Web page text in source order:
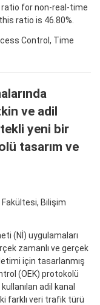
for non-real-time
ratio is 46.80%.
Control, Time
ve adil
yeni bir
tasarım ve
Fakültesi, Bilişim
(Nİ) uygulamaları
zamanlı ve gerçek
için tasarlanmış
(OEK) protokolü
adil kanal
farklı veri trafik türü